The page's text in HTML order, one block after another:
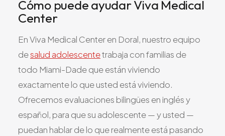
Cómo puede ayudar Viva Medical
Center
En Viva Medical Center en Doral, nuestro equipo
desalud adolescentetrabaja con familias de
todo Miami-Dade que están viviendo
exactamente lo que usted está viviendo.
Ofrecemos evaluaciones bilingües en inglés y
español, para que su adolescente — y usted —
puedan hablar de lo que realmente está pasando